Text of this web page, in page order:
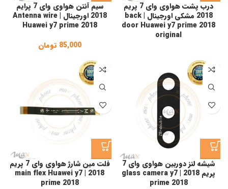
درب پشت هواوی وای 7 پریم
2018 مشکی اورجینال | back
door Huawei y7 prime 2018
original
سیم آنتن هواوی وای 7 پرایم
2018 اورجینال | Antenna wire
Huawei y7 prime 2018
85,000 تومان
شیشه لنز دوربین هواوی وای 7
پریم 2018 | glass camera y7
prime 2018
فلت مین شارژ هواوی وای 7 پریم
2018 | main flex Huawei y7
prime 2018